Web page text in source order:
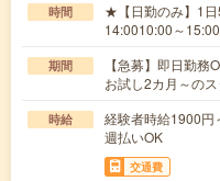
時間
★【日勤のみ】1
14:0010:00～
期間
【急募】即日勤
お試し2カ月～のス
時給
経験者時給1900
週払いOK
交通費